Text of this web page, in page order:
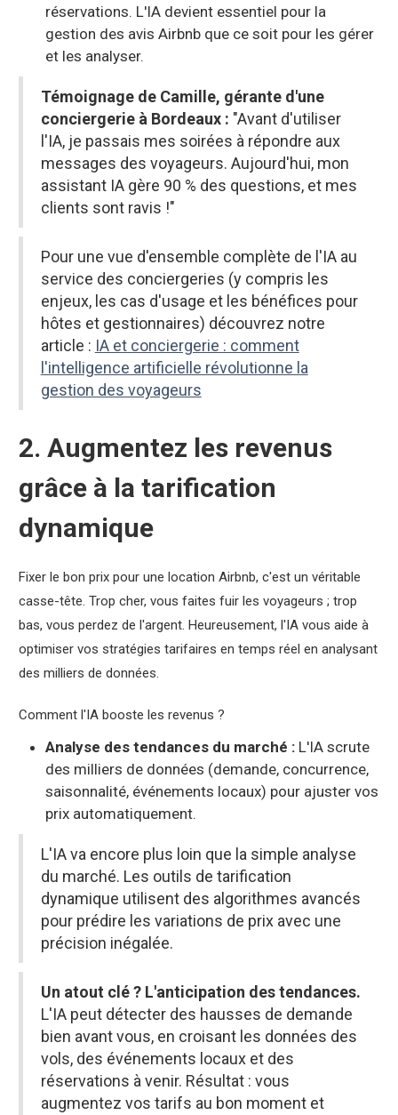
réservations. L'IA devient essentiel pour la
gestion des avis Airbnb que ce soit pour les gérer
et les analyser.
Témoignage de Camille, gérante d'une
conciergerie à Bordeaux: "Avant d'utiliser
l'IA, je passais mes soirées à répondre aux
messages des voyageurs. Aujourd'hui, mon
assistant IA gère 90 % des questions, et mes
clients sont ravis !"
Pour une vue d'ensemble complète de l'IA au
service des conciergeries (y compris les
enjeux, les cas d'usage et les bénéfices pour
hôtes et gestionnaires) découvrez notre
article : IA et conciergerie : comment
l'intelligence artificielle révolutionne la
gestion des voyageurs
2. Augmentez les revenus
grâce à la tarification
dynamique
Fixer le bon prix pour une location Airbnb, c'est un véritable
casse-tête. Trop cher, vous faites fuir les voyageurs ; trop
bas, vous perdez de l'argent. Heureusement, l'IA vous aide à
optimiser vos stratégies tarifaires en temps réel en analysant
des milliers de données.
Comment l'IA booste les revenus ?
Analyse des tendances du marché :L'IA scrute
des milliers de données (demande, concurrence,
saisonnalité, événements locaux) pour ajuster vos
prix automatiquement.
L'IA va encore plus loin que la simple analyse
du marché. Les outils de tarification
dynamique utilisent des algorithmes avancés
pour prédire les variations de prix avec une
précision inégalée.
Un atout clé ? L'anticipation des tendances.
L'IA peut détecter des hausses de demande
bien avant vous, en croisant les données des
vols, des événements locaux et des
réservations à venir. Résultat : vous
augmentez vos tarifs au bon moment et